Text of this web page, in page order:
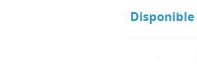
Disponible